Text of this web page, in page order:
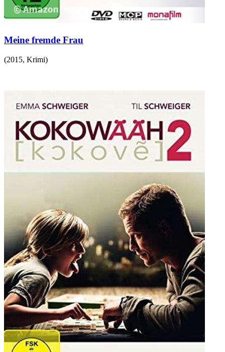
Meine fremde Frau
(2015, Krimi)